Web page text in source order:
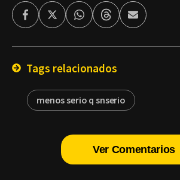
FacebookTwitterWhatsappThreadsEnviar
por
Tags relacionados
menos serio q snserio
Ver Comentarios